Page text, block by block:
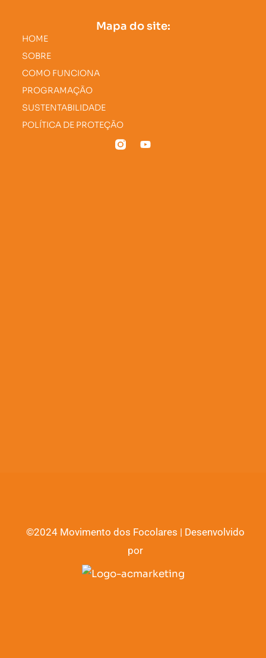
Mapa do site:
HOME
SOBRE
COMO FUNCIONA
PROGRAMAÇÃO
SUSTENTABILIDADE
POLÍTICA DE PROTEÇÃO
©2024 Movimento dos Focolares | Desenvolvido
por